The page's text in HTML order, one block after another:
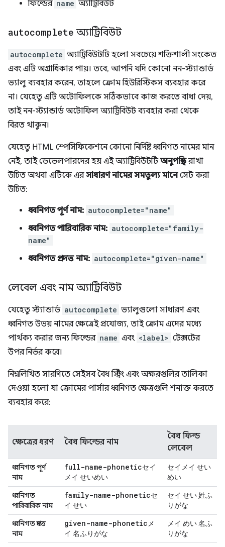
ফিল্ডের name অ্যাট্রিবিউট
autocomplete অ্যাট্রিবিউট
autocomplete অ্যাট্রিবিউটটি হলো সবচেয়ে শক্তিশালী সংকেত
এবং এটি অগ্রাধিকার পায়। তবে, আপনি যদি কোনো নন-স্ট্যান্ডার্ড
ভ্যালু ব্যবহার করেন, তাহলে ক্রোম হিউরিস্টিকস ব্যবহার করে
না। যেহেতু এটি অটোফিলকে সঠিকভাবে কাজ করতে বাধা দেয়,
তাই নন-স্ট্যান্ডার্ড অটোফিল অ্যাট্রিবিউট ব্যবহার করা থেকে
বিরত থাকুন।
যেহেতু HTML স্পেসিফিকেশনে কোনো নির্দিষ্ট ধ্বনিগত নামের মান
নেই, তাই ডেভেলপারদের হয় এই অ্যাট্রিবিউটটিঅনুপস্থিতরাখা
উচিত অথবা এটিকে এরসাধারণ নামের সমতুল্য মানেসেট করা
উচিত:
ধ্বনিগত পূর্ণ নাম: autocomplete="name"
ধ্বনিগত পারিবারিক নাম: autocomplete="family-
name"
ধ্বনিগত প্রদত্ত নাম: autocomplete="given-name"
লেবেল এবং নাম অ্যাট্রিবিউট
যেহেতু স্ট্যান্ডার্ড autocomplete ভ্যালুগুলো সাধারণ এবং
ধ্বনিগত উভয় নামের ক্ষেত্রেই প্রযোজ্য, তাই ক্রোম এদের মধ্যে
পার্থক্য করার জন্য ফিল্ডের name এবং <label> টেক্সটের
উপর নির্ভর করে।
নিম্নলিখিত সারণিতে সেইসব বৈধ স্ট্রিং এবং অক্ষরগুলির তালিকা
দেওয়া হলো যা ক্রোমের পার্সার ধ্বনিগত ক্ষেত্রগুলি শনাক্ত করতে
ব্যবহার করে:
ক্ষেত্রের ধরণ বৈধ ফিল্ডের নাম
বৈধ ফিল্ড
লেবেল
ধ্বনিগত পূর্ণ
নাম
full-name-phoneticセイ
メイ せいめい
セイメイ せい
めい
ধ্বনিগত
পারিবারিক নাম
family-name-phoneticセ
イ せい
セイ せい 姓ふ
りがな
ধ্বনিগত প্রদত্ত
নাম
given-name-phoneticメ
イ 名ふりがな
メイ めい 名ふ
りがな